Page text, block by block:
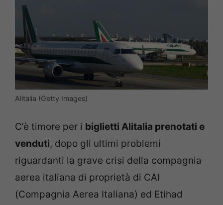
Alitalia (Getty Images)
C’è timore per i biglietti Alitalia prenotati e
venduti, dopo gli ultimi problemi
riguardanti la grave crisi della compagnia
aerea italiana di proprietà di CAI
(Compagnia Aerea Italiana) ed Etihad